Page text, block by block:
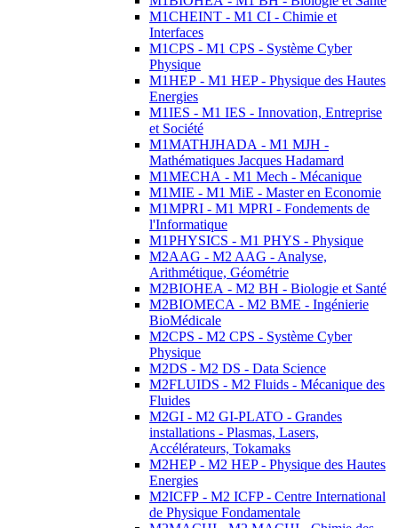
M1CHEINT - M1 CI - Chimie et
Interfaces
M1CPS - M1 CPS - Système Cyber
Physique
M1HEP - M1 HEP - Physique des Hautes
Energies
M1IES - M1 IES - Innovation, Entreprise
et Société
M1MATHJHADA - M1 MJH -
Mathématiques Jacques Hadamard
M1MECHA - M1 Mech - Mécanique
M1MIE - M1 MiE - Master en Economie
M1MPRI - M1 MPRI - Fondements de
l'Informatique
M1PHYSICS - M1 PHYS - Physique
M2AAG - M2 AAG - Analyse,
Arithmétique, Géométrie
M2BIOHEA - M2 BH - Biologie et Santé
M2BIOMECA - M2 BME - Ingénierie
BioMédicale
M2CPS - M2 CPS - Système Cyber
Physique
M2DS - M2 DS - Data Science
M2FLUIDS - M2 Fluids - Mécanique des
Fluides
M2GI - M2 GI-PLATO - Grandes
installations - Plasmas, Lasers,
Accélérateurs, Tokamaks
M2HEP - M2 HEP - Physique des Hautes
Energies
M2ICFP - M2 ICFP - Centre International
de Physique Fondamentale